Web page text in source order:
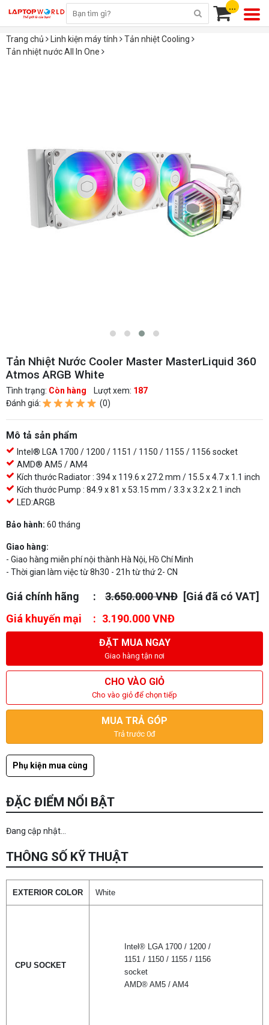
...
Trang chủ Linh kiện máy tính
Tản nhiệt Cooling
Tản nhiệt nước All In One
Tản Nhiệt Nước Cooler Master MasterLiquid 360
Atmos ARGB White
Tình trạng: Còn hàng Lượt xem: 187
Đánh giá:
(0)
Mô tả sản phẩm
Intel® LGA 1700 / 1200 / 1151 / 1150 / 1155 / 1156 socket
AMD® AM5 / AM4
Kích thước Radiator : 394 x 119.6 x 27.2 mm / 15.5 x 4.7 x 1.1 inch
Kích thước Pump : 84.9 x 81 x 53.15 mm / 3.3 x 3.2 x 2.1 inch
LED:ARGB
Bảo hành: 60 tháng
Giao hàng:
- Giao hàng miễn phí nội thành Hà Nội, Hồ Chí Minh
- Thời gian làm việc từ 8h30 - 21h từ thứ 2- CN
Giá chính hãng 3.650.000 VNĐ [Giá đã có VAT]
Giá khuyến mại
3.190.000 VNĐ
ĐẶT MUA NGAY
Giao hàng tận nơi
CHO VÀO GIỎ
Cho vào giỏ để chọn tiếp
MUA TRẢ GÓP
Trả trước 0đ
Phụ kiện mua cùng
ĐẶC ĐIỂM NỔI BẬT
Đang cập nhật...
THÔNG SỐ KỸ THUẬT
EXTERIOR COLOR White
CPU SOCKET
Intel® LGA 1700 / 1200 /
1151 / 1150 / 1155 / 1156
socket
AMD® AM5 / AM4